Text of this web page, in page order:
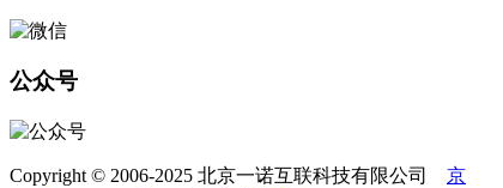
公众号
Copyright © 2006-2025 北京一诺互联科技有限公司 京